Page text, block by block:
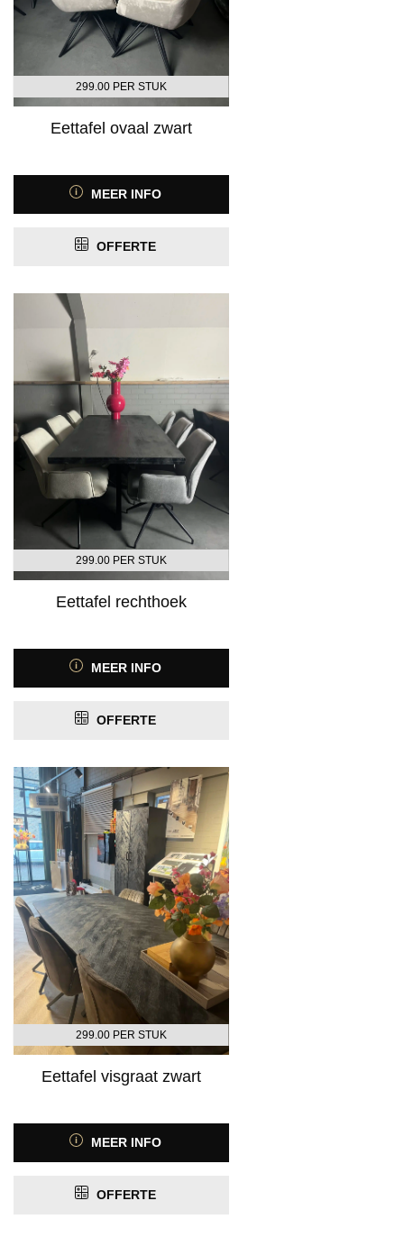
299.00 PER STUK
Eettafel ovaal zwart
MEER INFO
OFFERTE
299.00 PER STUK
Eettafel rechthoek
MEER INFO
OFFERTE
299.00 PER STUK
Eettafel visgraat zwart
MEER INFO
OFFERTE